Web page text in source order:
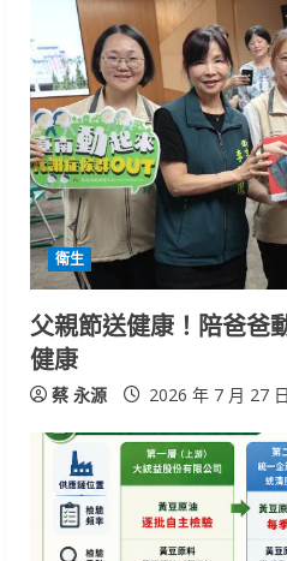
e
R
e
a
d
i
n
g
衛生
父親節送健康！陪爸爸
健康
蔡 永源 2026 年 7 月 27 日